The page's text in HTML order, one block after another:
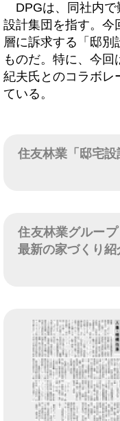
DPGは、同社内
設計集団を指す。今
層に訴求する「邸別
ものだ。特に、今
紀夫氏とのコラボレ
ている。
住友林業「邸宅
住友林業グルー
最新の家づくり紹